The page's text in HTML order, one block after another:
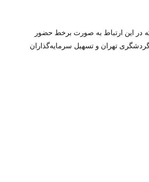
در این ارتباط به صورت برخط حضور
تهران و تسهیل سرمایه‌گذاران